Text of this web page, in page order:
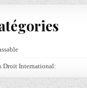
Droit International: